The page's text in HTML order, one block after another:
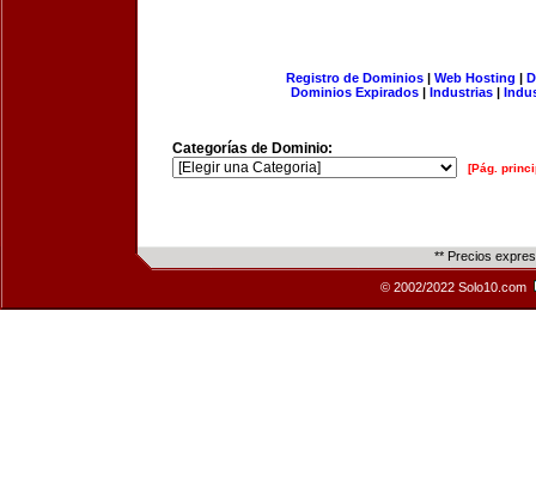
Registro de Dominios| Web Hosting |
Dominios Expirados | Industrias |
Categorías de Dominio:
[Pág.
** Precios
© 2002/2022 Solo10.com